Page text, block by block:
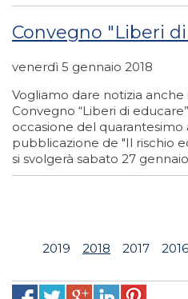
Convegno "Liberi
venerdì 5 gennaio 2018
Vogliamo dare notizia
Convegno “Liberi di
occasione del quarantesimo
pubblicazione de "Il rischio
si svolgerà sabato 27 gennaio
2019 2018 2017 2016